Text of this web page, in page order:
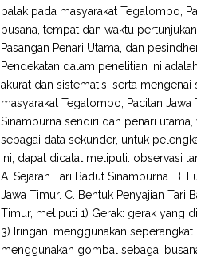
balak pada masyarakat Tegalombo,
busana, tempat dan waktu
Pasangan Penari Utama, dan
Pendekatan dalam penelitian ini
akurat dan sistematis, serta
masyarakat Tegalombo, Pacitan
Sinampurna sendiri dan penari
sebagai data sekunder, untuk
ini, dapat dicatat meliputi: observasi
A. Sejarah Tari Badut Sinampurna. B.
Jawa Timur. C. Bentuk Penyajian Tari
Timur, meliputi 1) Gerak: gerak yang
3) Iringan: menggunakan seperangkat
menggunakan gombal sebagai